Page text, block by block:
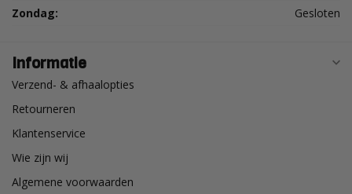
Zondag:
Gesloten
Informatie
Verzend- & afhaalopties
Retourneren
Klantenservice
Wie zijn wij
Algemene voorwaarden